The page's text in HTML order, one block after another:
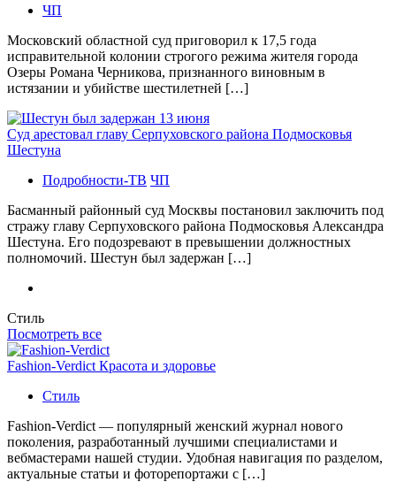
ЧП
Московский областной суд приговорил к 17,5 года
исправительной колонии строгого режима жителя города
Озеры Романа Черникова, признанного виновным в
истязании и убийстве шестилетней […]
Суд арестовал главу Серпуховского района Подмосковья
Шестуна
Подробности-ТВ ЧП
Басманный районный суд Москвы постановил заключить под
стражу главу Серпуховского района Подмосковья Александра
Шестуна. Его подозревают в превышении должностных
полномочий. Шестун был задержан […]
Стиль
Посмотреть все
Fashion-Verdict Красота и здоровье
Стиль
Fashion-Verdict — популярный женский журнал нового
поколения, разработанный лучшими специалистами и
вебмастерами нашей студии. Удобная навигация по разделом,
актуальные статьи и фоторепортажи с […]